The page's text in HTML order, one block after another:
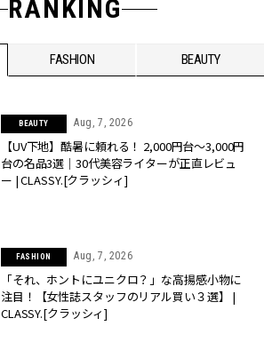
RANKING
FASHION BEAUTY
BEAUTY Aug, 7, 2026
【UV下地】酷暑に頼れる！ 2,000円台〜3,000円
台の名品3選｜30代美容ライターが正直レビュ
ー | CLASSY.[クラッシィ]
FASHION Aug, 7, 2026
「それ、ホントにユニクロ？」な高揚感小物に
注目！【女性誌スタッフのリアル買い３選】 |
CLASSY.[クラッシィ]